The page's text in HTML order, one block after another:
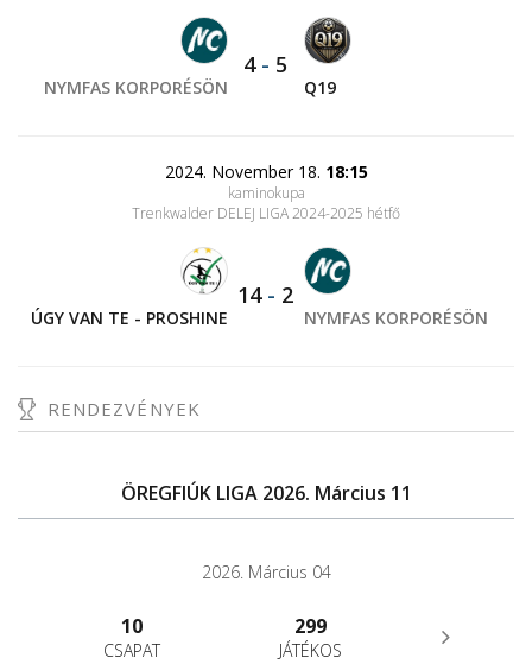
NYMFAS KORPORÉSÖN
4- 5
Q19
2024. November 18. 18:15
kaminokupa
Trenkwalder DELEJ LIGA 2024-2025 hétfő
ÚGY VAN TE - PROSHINE
14- 2
NYMFAS KORPORÉSÖN
RENDEZVÉNYEK
ÖREGFIÚK LIGA 2026. Március 11
2026. Március 04
10
CSAPAT
299
JÁTÉKOS